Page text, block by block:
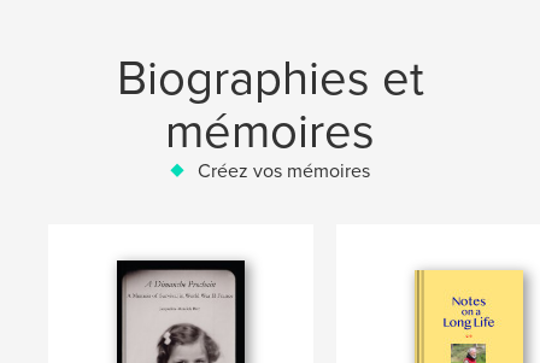
Biographies et
mémoires
Créez vos mémoires